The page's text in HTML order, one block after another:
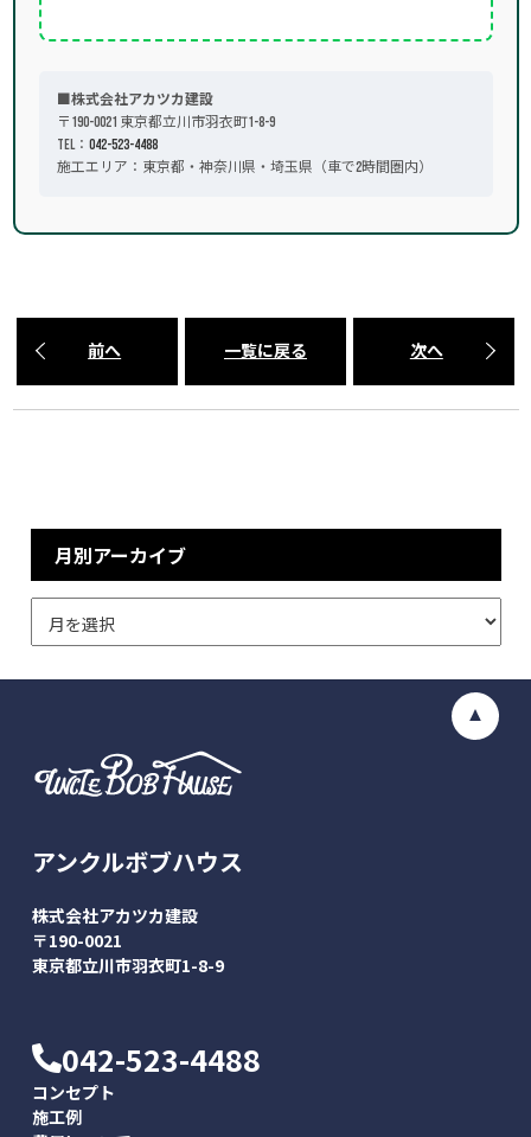
■株式会社アカツカ建設
〒190-0021 東京都立川市羽衣町1-8-9
TEL： 042-523-4488
施工エリア：東京都・神奈川県・埼玉県（車で2時間圏内）
前へ 一覧に戻る 次へ
月別アーカイブ
アンクルボブハウス
株式会社アカツカ建設
〒190-0021
東京都立川市羽衣町1-8-9
042-523-4488
コンセプト
施工例